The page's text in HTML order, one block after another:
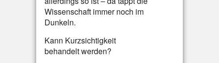
Wissenschaft immer noch im
Dunkeln.
Kann Kurzsichtigkeit
behandelt werden?